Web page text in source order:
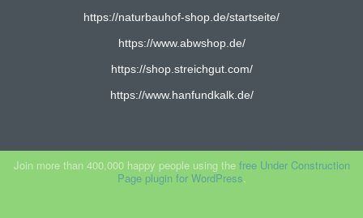
https://naturbauhof-shop.de/startseite/
https://www.abwshop.de/
https://shop.streichgut.com/
https://www.hanfundkalk.de/
Join more than 400,000 happy people using the free Under Construction
Page plugin for WordPress.